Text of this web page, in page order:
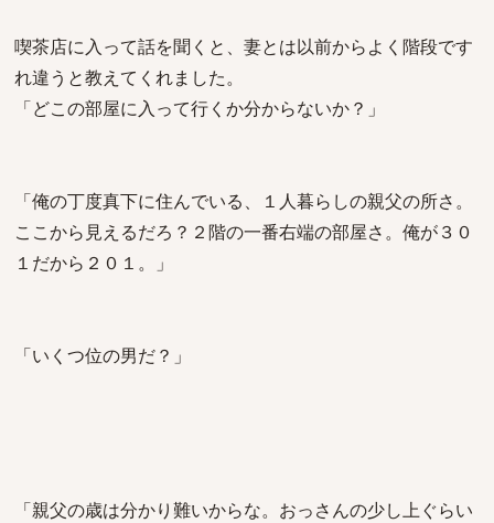
喫茶店に入って話を聞くと、妻とは以前からよく階段です
れ違うと教えてくれました。
「どこの部屋に入って行くか分からないか？」
「俺の丁度真下に住んでいる、１人暮らしの親父の所さ。
ここから見えるだろ？２階の一番右端の部屋さ。俺が３０
１だから２０１。」
「いくつ位の男だ？」
「親父の歳は分かり難いからな。おっさんの少し上ぐらい